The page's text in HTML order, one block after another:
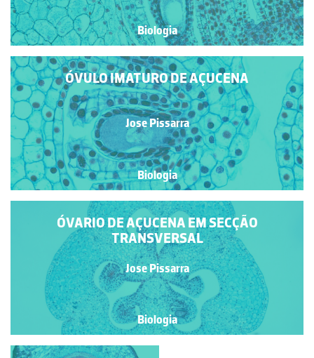
Biologia
ÓVULO IMATURO DE AÇUCENA
Jose Pissarra
Biologia
ÓVARIO DE AÇUCENA EM SECÇÃO
TRANSVERSAL
Jose Pissarra
Biologia